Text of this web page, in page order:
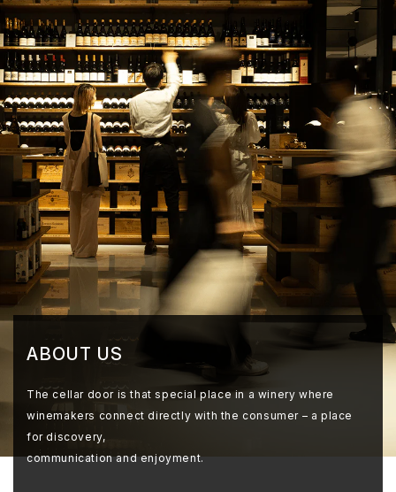
ABOUT US
The cellar door is that special place in a winery where
winemakers connect directly with the consumer – a place
for discovery,
communication and enjoyment.